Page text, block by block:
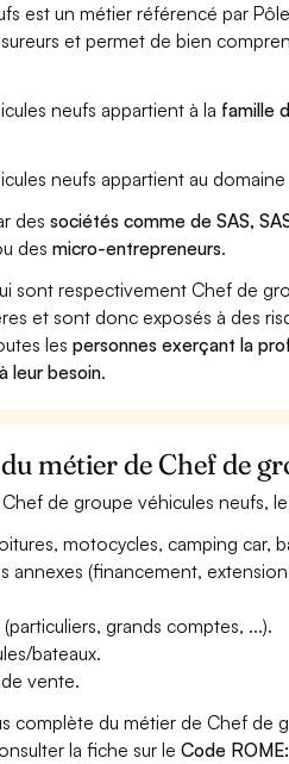
est un métier référencé par
et permet de bien
neufs appartient à la famille
neufs appartient au
dessociétés comme de SAS,
desmicro-entrepreneurs.
sont respectivement Chef de
et sont donc exposés à des
lespersonnes exerçant la
leur besoin.
métier de Chef de
de groupe véhicules neufs,
motocycles, camping car,
annexes (financement,
grands comptes, ...).
bateaux.
vente.
complète du métier de Chef de
la fiche sur leCode